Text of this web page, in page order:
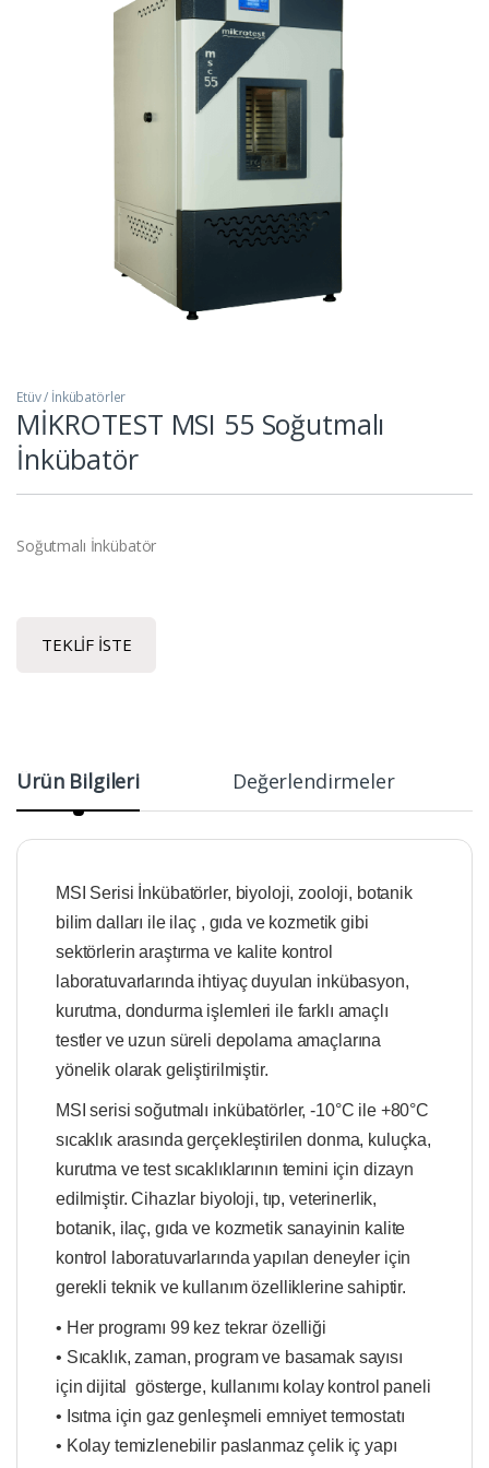
Etüv / İnkübatörler
MİKROTEST MSI 55 Soğutmalı
İnkübatör
Soğutmalı İnkübatör
TEKLIF İSTE
Ürün Bilgileri Değerlendirmeler
MSI Serisi İnkübatörler, biyoloji, zooloji, botanik
bilim dalları ile ilaç , gıda ve kozmetik gibi
sektörlerin araştırma ve kalite kontrol
laboratuvarlarında ihtiyaç duyulan inkübasyon,
kurutma, dondurma işlemleri ile farklı amaçlı
testler ve uzun süreli depolama amaçlarına
yönelik olarak geliştirilmiştir.
MSI serisi soğutmalı inkübatörler, -10°C ile +80°C
sıcaklık arasında gerçekleştirilen donma, kuluçka,
kurutma ve test sıcaklıklarının temini için dizayn
edilmiştir. Cihazlar biyoloji, tıp, veterinerlik,
botanik, ilaç, gıda ve kozmetik sanayinin kalite
kontrol laboratuvarlarında yapılan deneyler için
gerekli teknik ve kullanım özelliklerine sahiptir.
• Her programı 99 kez tekrar özelliği
• Sıcaklık, zaman, program ve basamak sayısı
için dijital gösterge, kullanımı kolay kontrol paneli
• Isıtma için gaz genleşmeli emniyet termostatı
• Kolay temizlenebilir paslanmaz çelik iç yapı